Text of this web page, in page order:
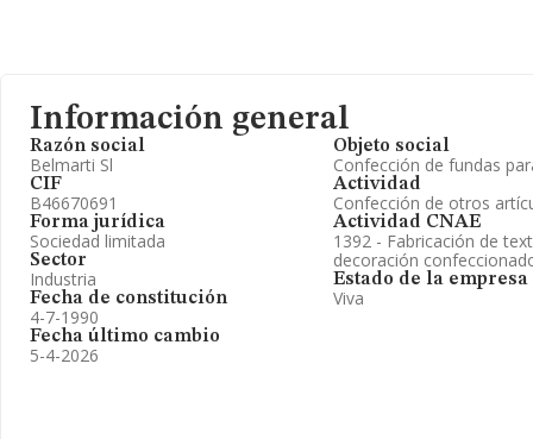
Información general
Razón social
Belmarti Sl
CIF
B46670691
Forma jurídica
Sociedad limitada
Sector
Industria
Fecha de constitución
4-7-1990
Fecha último cambio
5-4-2026
Objeto social
Confección de fundas
Actividad
Confección de otros
Actividad CNAE
1392 - Fabricación de
decoración
Estado de la empresa
Viva